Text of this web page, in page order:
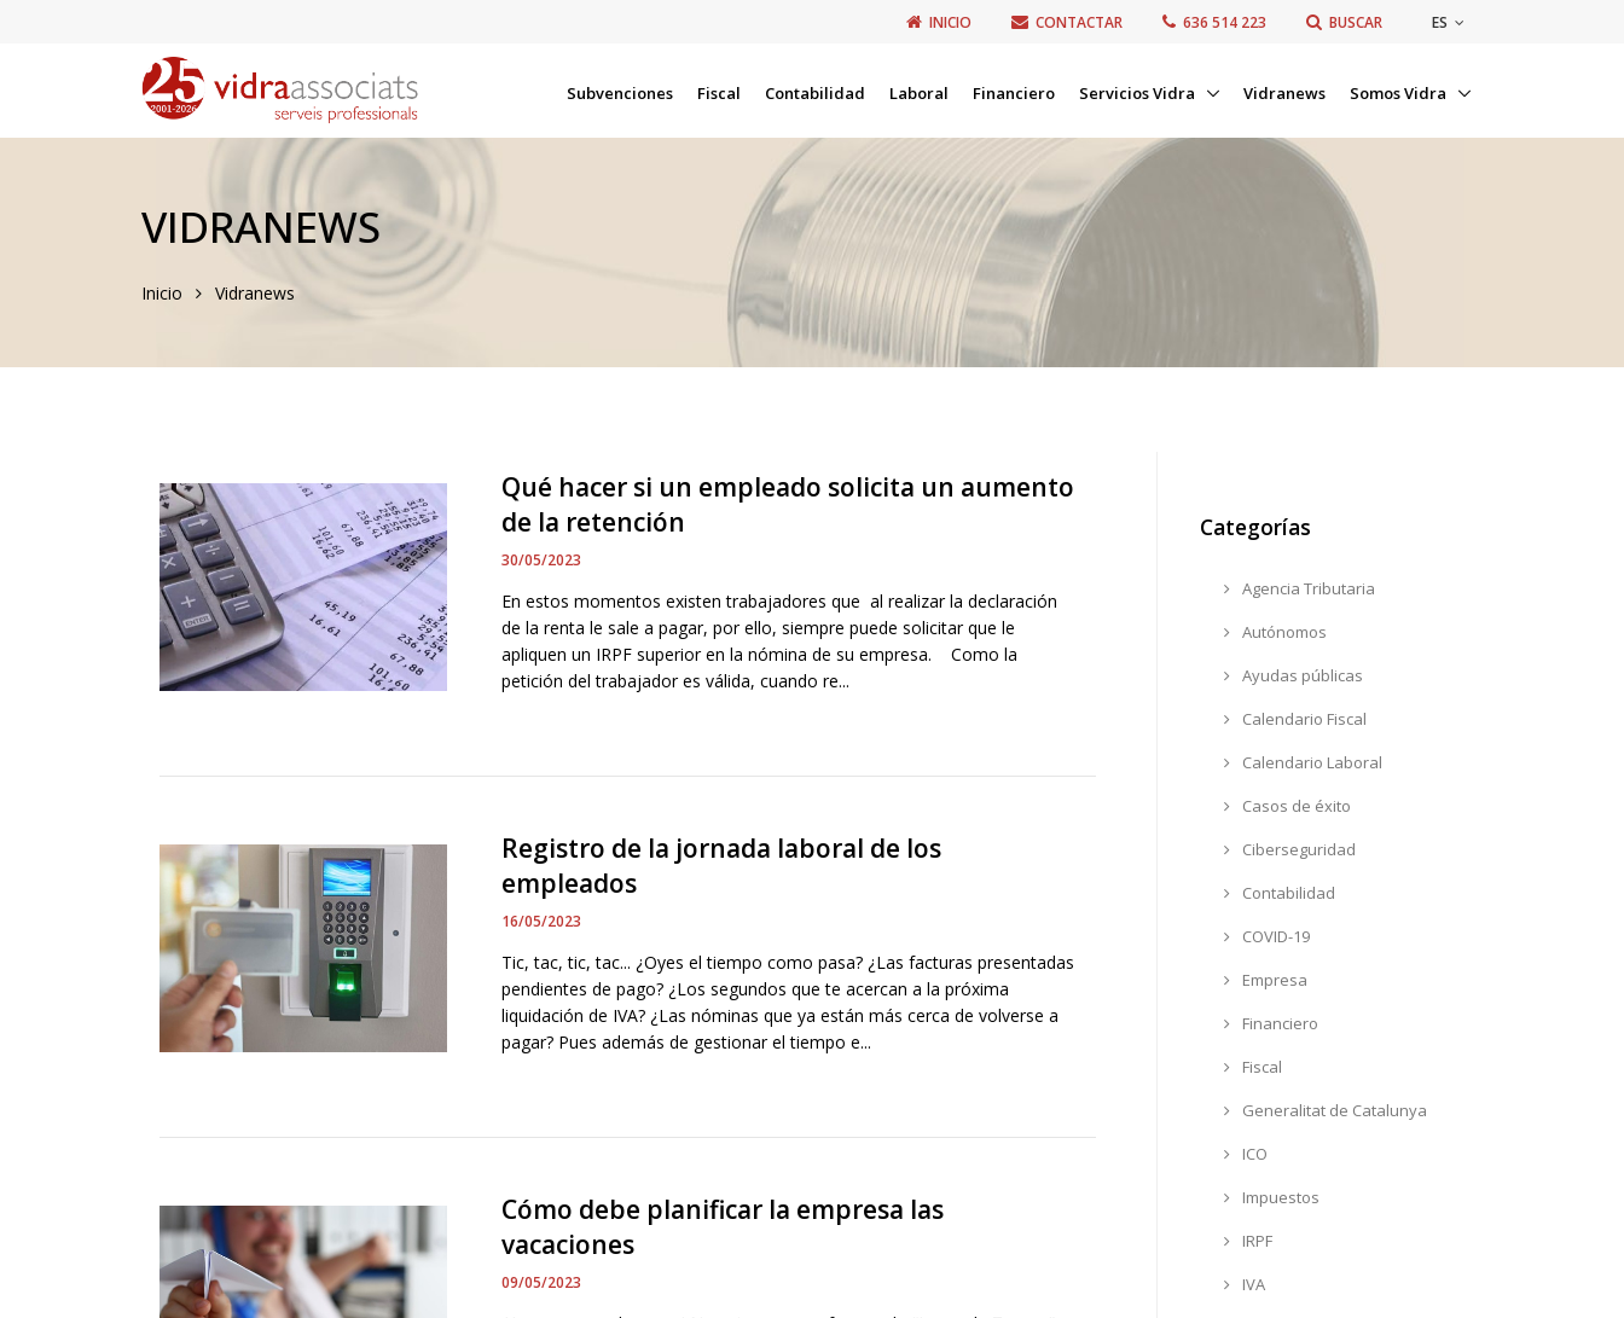
INICIO CONTACTAR 636 514 223 BUSCAR ES
Subvenciones Fiscal Contabilidad Laboral Financiero Servicios Vidra Vidranews Somos Vidra
VIDRANEWS
Inicio Vidranews
Qué hacer si un empleado solicita un aumento
de la retención
30/05/2023
En estos momentos existen trabajadores que al realizar la declaración
de la renta le sale a pagar, por ello, siempre puede solicitar que le
apliquen un IRPF superior en la nómina de su empresa. Como la
petición del trabajador es válida, cuando re...
Registro de la jornada laboral de los
empleados
16/05/2023
Tic, tac, tic, tac... ¿Oyes el tiempo como pasa? ¿Las facturas presentadas
pendientes de pago? ¿Los segundos que te acercan a la próxima
liquidación de IVA? ¿Las nóminas que ya están más cerca de volverse a
pagar? Pues además de gestionar el tiempo e...
Cómo debe planificar la empresa las
vacaciones
09/05/2023
Categorías
Agencia Tributaria
Autónomos
Ayudas públicas
Calendario Fiscal
Calendario Laboral
Casos de éxito
Ciberseguridad
Contabilidad
COVID-19
Empresa
Financiero
Fiscal
Generalitat de Catalunya
ICO
Impuestos
IRPF
IVA